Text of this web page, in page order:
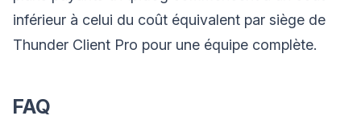
inférieur à celui du coût équivalent par siège de
Thunder Client Pro pour une équipe complète.
FAQ